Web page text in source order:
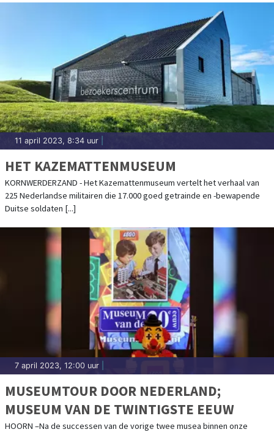
11 april 2023, 8:34 uur
HET KAZEMATTENMUSEUM
KORNWERDERZAND - Het Kazemattenmuseum vertelt het verhaal van
225 Nederlandse militairen die 17.000 goed getrainde en -bewapende
Duitse soldaten [...]
7 april 2023, 12:00 uur
MUSEUMTOUR DOOR NEDERLAND;
MUSEUM VAN DE TWINTIGSTE EEUW
HOORN –Na de successen van de vorige twee musea binnen onze